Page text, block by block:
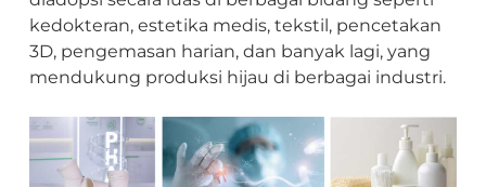
kedokteran, estetika medis, tekstil, pencetakan
3D, pengemasan harian, dan banyak lagi, yang
mendukung produksi hijau di berbagai industri.